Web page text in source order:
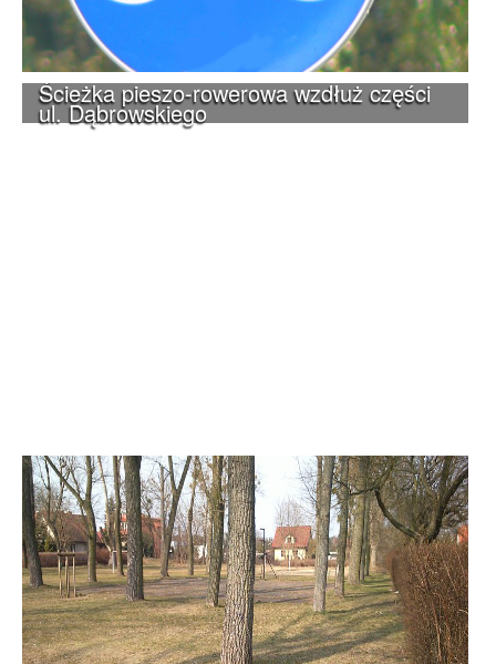
Ścieżka pieszo-rowerowa wzdłuż części
ul. Dąbrowskiego